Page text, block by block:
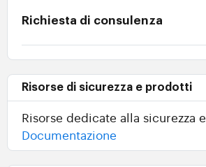
Richiesta di consulenza
Risorse di sicurezza e prodotti
Risorse dedicate alla sicurezza
Documentazione